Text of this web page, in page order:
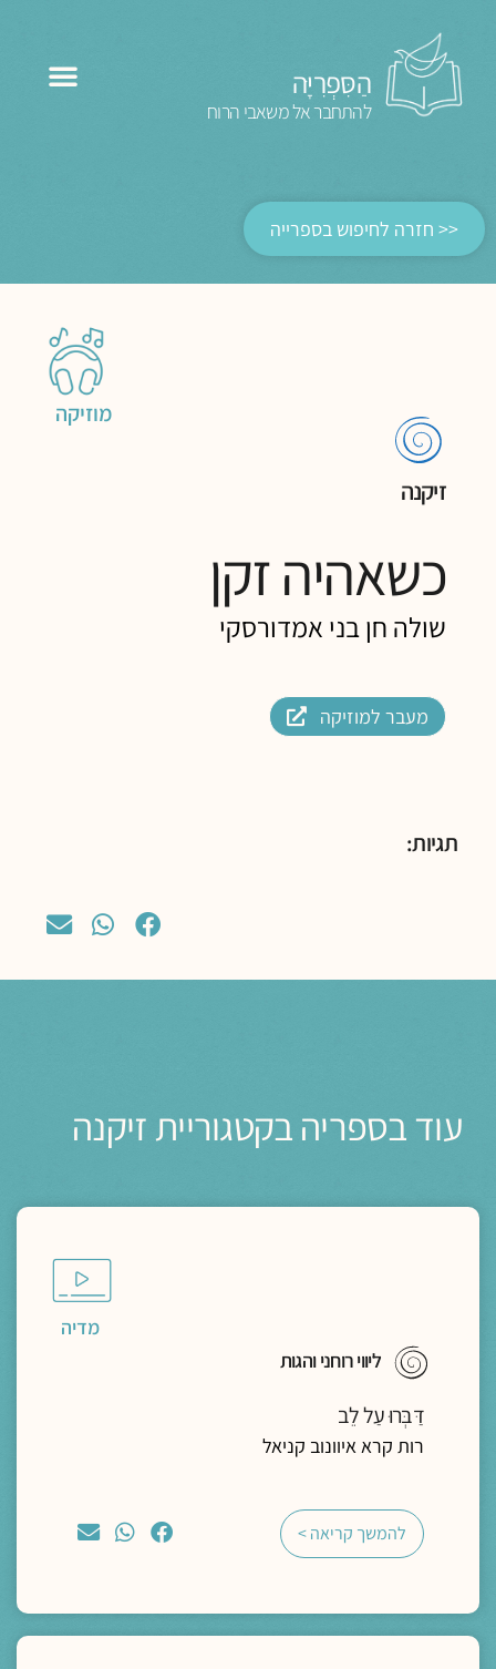
הַסִּפְרִיָּה
להתחבר אל משאבי הרוח
<< חזרה לחיפוש בספרייה
מוזיקה
זיקנה
כשאהיה זקן
שולה חן בני אמדורסקי
מעבר למוזיקה
תגיות:
עוד בספריה בקטגוריית זיקנה
מדיה
ליווי רוחני והגות
דַּבְּרוּ עַל לֵב
רות קרא איוונוב קניאל
להמשך קריאה >